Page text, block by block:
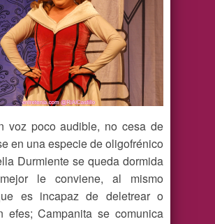
voz poco audible, no cesa de
en una especie de oligofrénico
Durmiente se queda dormida
le conviene, al mismo
es incapaz de deletrear o
efes; Campanita se comunica